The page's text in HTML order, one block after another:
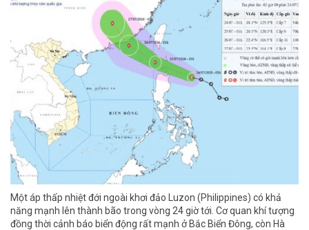
Một áp thấp nhiệt đới ngoài khơi đảo Luzon (Philippines) có khả
năng mạnh lên thành bão trong vòng 24 giờ tới. Cơ quan khí tượng
đồng thời cảnh báo biển động rất mạnh ở Bắc Biển Đông, còn Hà